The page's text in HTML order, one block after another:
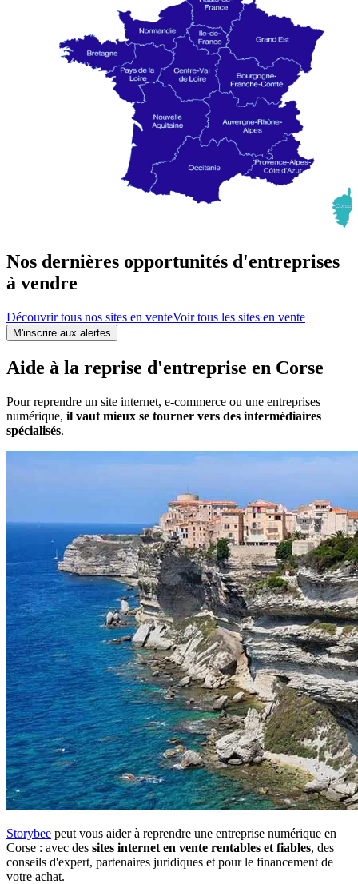
Nos dernières opportunités d'entreprises
à vendre
Découvrir tous nos sites en venteVoir tous les sites en vente
M'inscrire aux alertes
Aide à la reprise d'entreprise en Corse
Pour reprendre un site internet, e-commerce ou une entreprises
numérique, il vaut mieux se tourner vers des intermédiaires
spécialisés.
Storybee peut vous aider à reprendre une entreprise numérique en
Corse : avec des sites internet en vente rentables et fiables, des
conseils d'expert, partenaires juridiques et pour le financement de
votre achat.